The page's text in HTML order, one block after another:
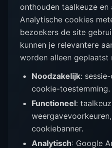
onthouden taalkeuze en
Analytische cookies
bezoekers de site
kunnen je relevantere
worden alleen geplaatst
Noodzakelijk:
cookie-toestemming.
Functioneel:
cookiebanner.
Analytisch: Google